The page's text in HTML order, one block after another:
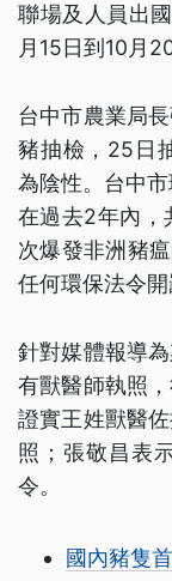
聯場及人員出
月15日到10月20
台中市農業局
豬抽檢，25日
為陰性。台中
在過去2年內，
次爆發非洲豬
任何環保法令開
針對媒體報導
有獸醫師執照
證實王姓獸醫
照；張敬昌表
令。
國內豬隻